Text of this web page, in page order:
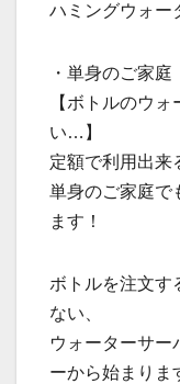
ハミングウォー
・単身のご家庭
【ボトルのウ
い…】
定額で利用出来
単身のご家庭で
ます！
ボトルを注文す
ない、
ウォーターサー
ーから始まりま